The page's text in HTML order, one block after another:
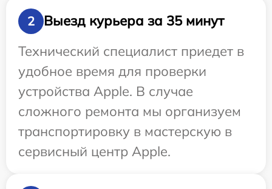
2
Выезд курьера за 35 минут
Технический специалист приедет в
удобное время для проверки
устройства Apple. В случае
сложного ремонта мы организуем
транспортировку в мастерскую в
сервисный центр Apple.